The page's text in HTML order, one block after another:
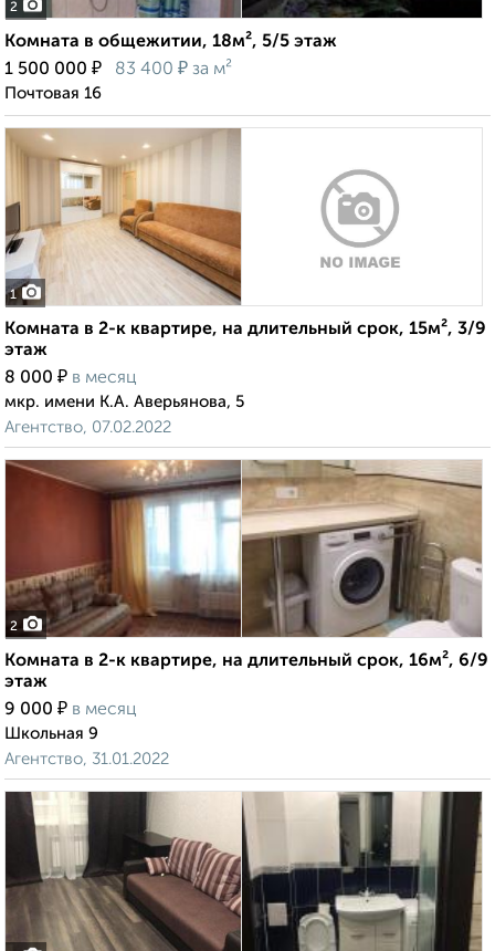
2
Комната в общежитии, 18м², 5/5 этаж
1 500 000 ₽ 83 400 ₽ за м²
Почтовая 16
1
Комната в 2-к квартире, на длительный срок, 15м², 3/9
этаж
8 000 ₽ в месяц
мкр. имени К.А. Аверьянова, 5
Агентство, 07.02.2022
2
Комната в 2-к квартире, на длительный срок, 16м², 6/9
этаж
9 000 ₽ в месяц
Школьная 9
Агентство, 31.01.2022